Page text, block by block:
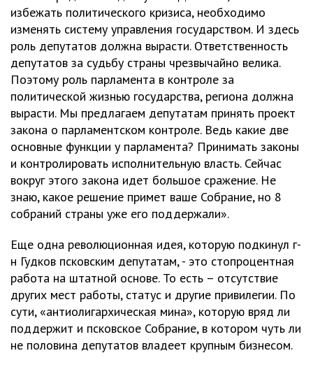
избежать политического кризиса, необходимо
изменять систему управления государством. И здесь
роль депутатов должна вырасти. Ответственность
депутатов за судьбу страны чрезвычайно велика.
Поэтому роль парламента в контроле за
политической жизнью государства, региона должна
вырасти. Мы предлагаем депутатам принять проект
закона о парламентском контроле. Ведь какие две
основные функции у парламента? Принимать законы
и контролировать исполнительную власть. Сейчас
вокруг этого закона идет большое сражение. Не
знаю, какое решение примет ваше Собрание, но 8
собраний страны уже его поддержали».
Еще одна революционная идея, которую подкинул г-
н Гудков псковским депутатам, - это стопроцентная
работа на штатной основе. То есть – отсутствие
других мест работы, статус и другие привилегии. По
сути, «антиолигархическая мина», которую вряд ли
поддержит и псковское Собрание, в котором чуть ли
не половина депутатов владеет крупным бизнесом.